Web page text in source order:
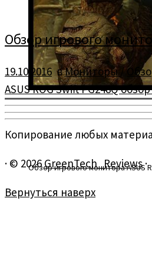
Обзор игрового монитора ASUS
Обзор игрового
19.10.2016 вМониторы /
ASUS ROG Swift PG248Q обзор
Копирование любых
· © 2026GreenTech_Reviews·
Вернуться наверх